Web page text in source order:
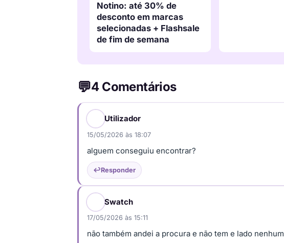
Notino: até 30% de
desconto em marcas
selecionadas + Flashsale
de fim de semana
4 Comentários
Utilizador
15/05/2026 às 18:07
alguem conseguiu encontrar?
Responder
Swatch
17/05/2026 às 15:11
não também andei a procura e não tem e lado nenhum